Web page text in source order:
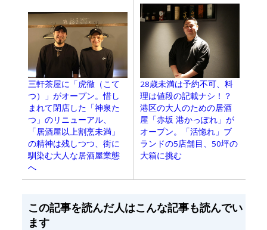
三軒茶屋に「虎徹（こて
つ）」がオープン。惜し
まれて閉店した「神泉た
つ」のリニューアル、
「居酒屋以上割烹未満」
の精神は残しつつ、街に
馴染む大人な居酒屋業態
へ
28歳未満は予約不可、料
理は値段の記載ナシ！？
港区の大人のための居酒
屋「赤坂 港かっぽれ」が
オープン。「活惚れ」ブ
ランドの5店舗目、50坪の
大箱に挑む
この記事を読んだ人はこんな記事も読んでい
ます